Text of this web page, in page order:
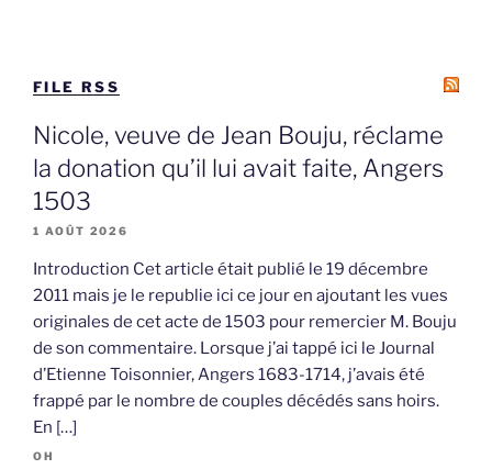
FILE RSS
Nicole, veuve de Jean Bouju, réclame
la donation qu’il lui avait faite, Angers
1503
1 AOÛT 2026
Introduction Cet article était publié le 19 décembre
2011 mais je le republie ici ce jour en ajoutant les vues
originales de cet acte de 1503 pour remercier M. Bouju
de son commentaire. Lorsque j’ai tappé ici le Journal
d’Etienne Toisonnier, Angers 1683-1714, j’avais été
frappé par le nombre de couples décédés sans hoirs.
En […]
OH